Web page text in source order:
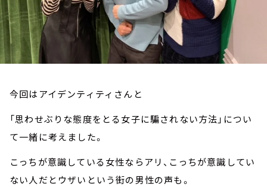
今回はアイデンティティさんと
「思わせぶりな態度をとる女子に騙されない方法」につい
て一緒に考えました。
こっちが意識している女性ならアリ、こっちが意識してい
ない人だとウザいという街の男性の声も。